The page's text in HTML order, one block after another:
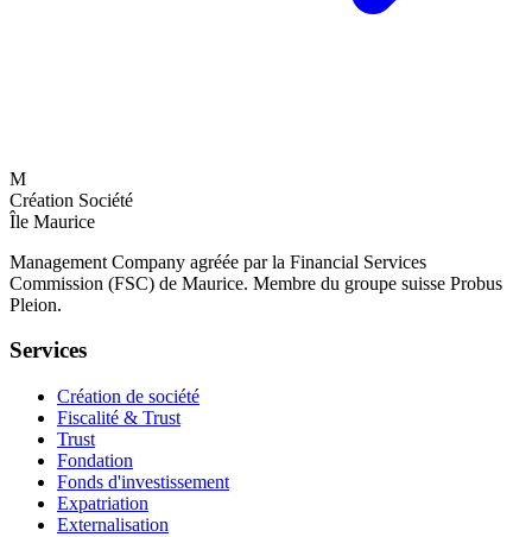
M
Création Société
Île Maurice
Management Company agréée par la Financial Services
Commission (FSC) de Maurice. Membre du groupe suisse Probus
Pleion.
Services
Création de société
Fiscalité & Trust
Trust
Fondation
Fonds d'investissement
Expatriation
Externalisation